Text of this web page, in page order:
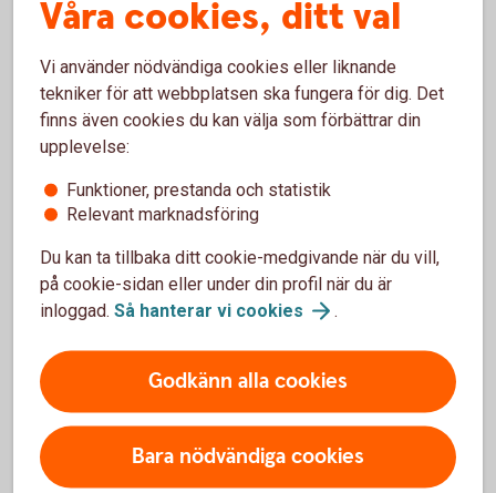
internetbank
Tydlig översikt på faktura eller e-faktura.
Smidig betalning med mobil eller smartklocka.
Har du redan ett företagskort?
Spärra ditt kort
Ring oss direkt och spärra ditt kort – vi har öppet varje dag,
dygnet runt.
Våra cookies, ditt val
Vi använder nödvändiga cookies eller liknande
tekniker för att webbplatsen ska fungera för dig. Det
finns även cookies du kan välja som förbättrar din
upplevelse:
Funktioner, prestanda och statistik
Relevant marknadsföring
Du kan ta tillbaka ditt cookie-medgivande när du vill,
på cookie-sidan eller under din profil när du är
inloggad. Så hanterar vi cookies .
Godkänn alla cookies
Bara nödvändiga cookies